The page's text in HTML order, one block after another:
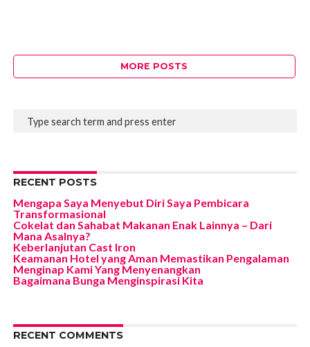
MORE POSTS
RECENT POSTS
Mengapa Saya Menyebut Diri Saya Pembicara
Transformasional
Cokelat dan Sahabat Makanan Enak Lainnya – Dari
Mana Asalnya?
Keberlanjutan Cast Iron
Keamanan Hotel yang Aman Memastikan Pengalaman
Menginap Kami Yang Menyenangkan
Bagaimana Bunga Menginspirasi Kita
RECENT COMMENTS